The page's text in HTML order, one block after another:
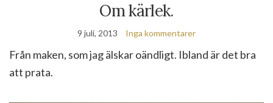
Om kärlek.
9 juli, 2013 Inga kommentarer
Från maken, som jag älskar oändligt. Ibland är det bra
att prata.